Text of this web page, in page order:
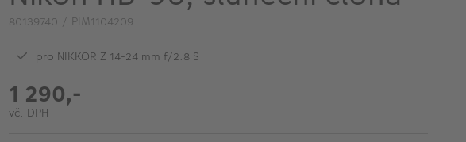
80139740 / PIM1104209
pro NIKKOR Z 14-24 mm f/2.8 S
1 290,-
vč. DPH